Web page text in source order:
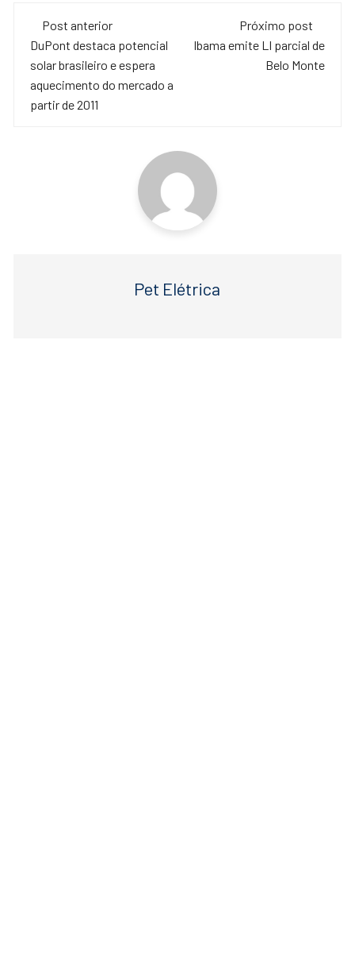
e
b
o
o
er s
A
p
Navegação
de
post
Post anterior
DuPont destaca potencial
solar brasileiro e espera
aquecimento do mercado a
partir de 2011
Próximo post
Ibama emite LI parcial de
Belo Monte
Pet Elétrica